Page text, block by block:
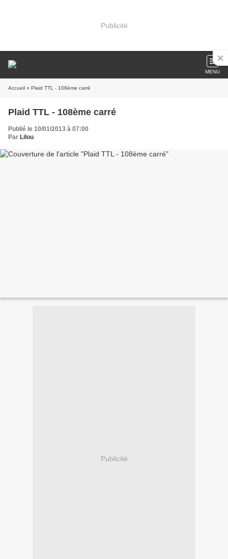
Publicité
MENU
Accueil » Plaid TTL - 108ème carré
Plaid TTL - 108ème carré
Publié le 10/01/2013 à 07:00
Par Lilou
Publicité